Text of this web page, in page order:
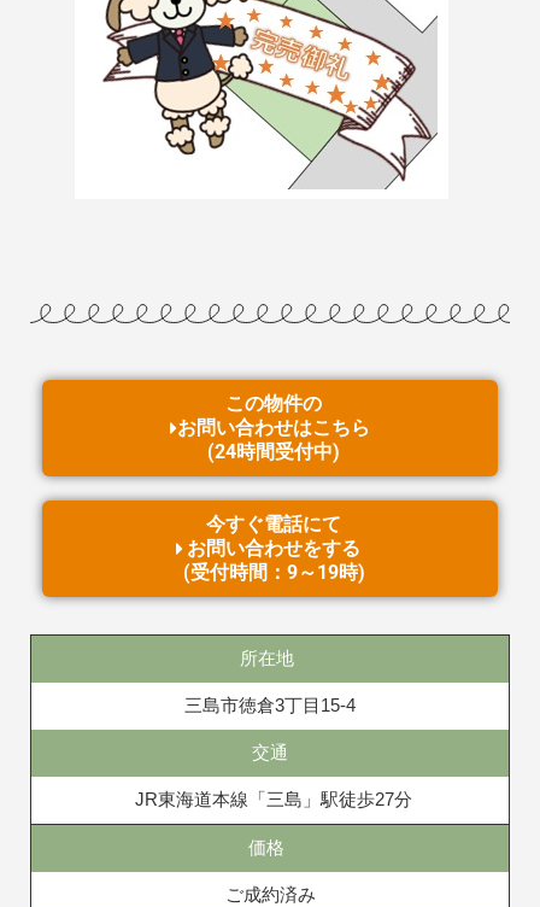
この物件の
お問い合わせはこちら
(24時間受付中)
今すぐ電話にて
お問い合わせをする
(受付時間：9～19時)
所在地
三島市徳倉3丁目15-4
交通
JR東海道本線「三島」駅徒歩27分
価格
ご成約済み